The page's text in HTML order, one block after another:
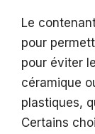
Le
pour
pour éviter
céramique
plastiques,
Certains